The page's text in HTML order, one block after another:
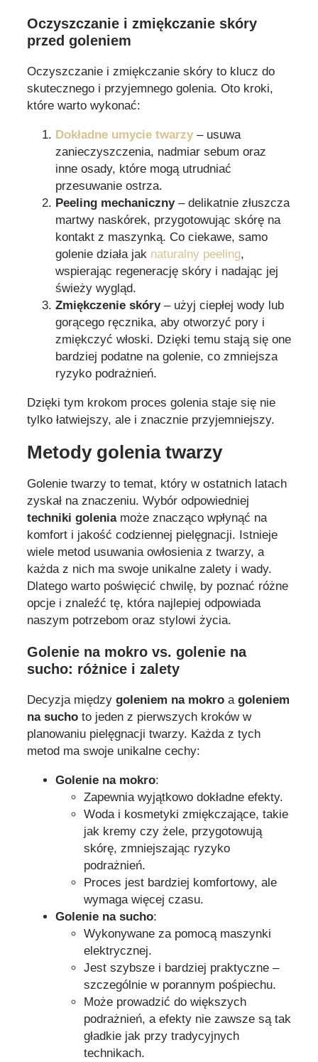
Oczyszczanie i zmiękczanie skóry
przed goleniem
Oczyszczanie i zmiękczanie skóry to klucz do
skutecznego i przyjemnego golenia. Oto kroki,
które warto wykonać:
Dokładne umycie twarzy – usuwa
zanieczyszczenia, nadmiar sebum oraz
inne osady, które mogą utrudniać
przesuwanie ostrza.
Peeling mechaniczny– delikatnie złuszcza
martwy naskórek, przygotowując skórę na
kontakt z maszynką. Co ciekawe, samo
golenie działa jak naturalny peeling,
wspierając regenerację skóry i nadając jej
świeży wygląd.
Zmiękczenie skóry– użyj ciepłej wody lub
gorącego ręcznika, aby otworzyć pory i
zmiękczyć włoski. Dzięki temu stają się one
bardziej podatne na golenie, co zmniejsza
ryzyko podrażnień.
Dzięki tym krokom proces golenia staje się nie
tylko łatwiejszy, ale i znacznie przyjemniejszy.
Metody golenia twarzy
Golenie twarzy to temat, który w ostatnich latach
zyskał na znaczeniu. Wybór odpowiedniej
techniki goleniamoże znacząco wpłynąć na
komfort i jakość codziennej pielęgnacji. Istnieje
wiele metod usuwania owłosienia z twarzy, a
każda z nich ma swoje unikalne zalety i wady.
Dlatego warto poświęcić chwilę, by poznać różne
opcje i znaleźć tę, która najlepiej odpowiada
naszym potrzebom oraz stylowi życia.
Golenie na mokro vs. golenie na
sucho: różnice i zalety
Decyzja między goleniem na mokro a goleniem
na sucho to jeden z pierwszych kroków w
planowaniu pielęgnacji twarzy. Każda z tych
metod ma swoje unikalne cechy:
Golenie na mokro:
Zapewnia wyjątkowo dokładne efekty.
Woda i kosmetyki zmiękczające, takie
jak kremy czy żele, przygotowują
skórę, zmniejszając ryzyko
podrażnień.
Proces jest bardziej komfortowy, ale
wymaga więcej czasu.
Golenie na sucho:
Wykonywane za pomocą maszynki
elektrycznej.
Jest szybsze i bardziej praktyczne –
szczególnie w porannym pośpiechu.
Może prowadzić do większych
podrażnień, a efekty nie zawsze są tak
gładkie jak przy tradycyjnych
technikach.